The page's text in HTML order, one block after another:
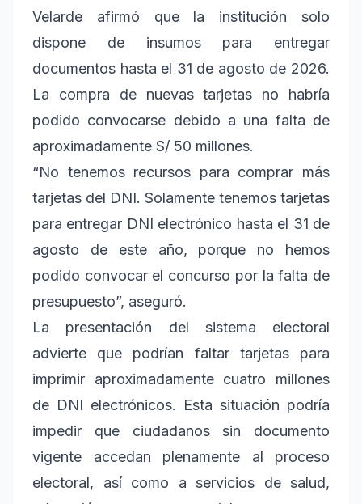
Velarde afirmó que la institución solo
dispone de insumos para entregar
documentos hasta el 31 de agosto de 2026.
La compra de nuevas tarjetas no habría
podido convocarse debido a una falta de
aproximadamente S/ 50 millones.
“No tenemos recursos para comprar más
tarjetas del DNI. Solamente tenemos tarjetas
para entregar DNI electrónico hasta el 31 de
agosto de este año, porque no hemos
podido convocar el concurso por la falta de
presupuesto”, aseguró.
La presentación del sistema electoral
advierte que podrían faltar tarjetas para
imprimir aproximadamente cuatro millones
de DNI electrónicos. Esta situación podría
impedir que ciudadanos sin documento
vigente accedan plenamente al proceso
electoral, así como a servicios de salud,